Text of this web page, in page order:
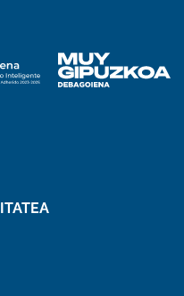
x
network flickr
71 89 11